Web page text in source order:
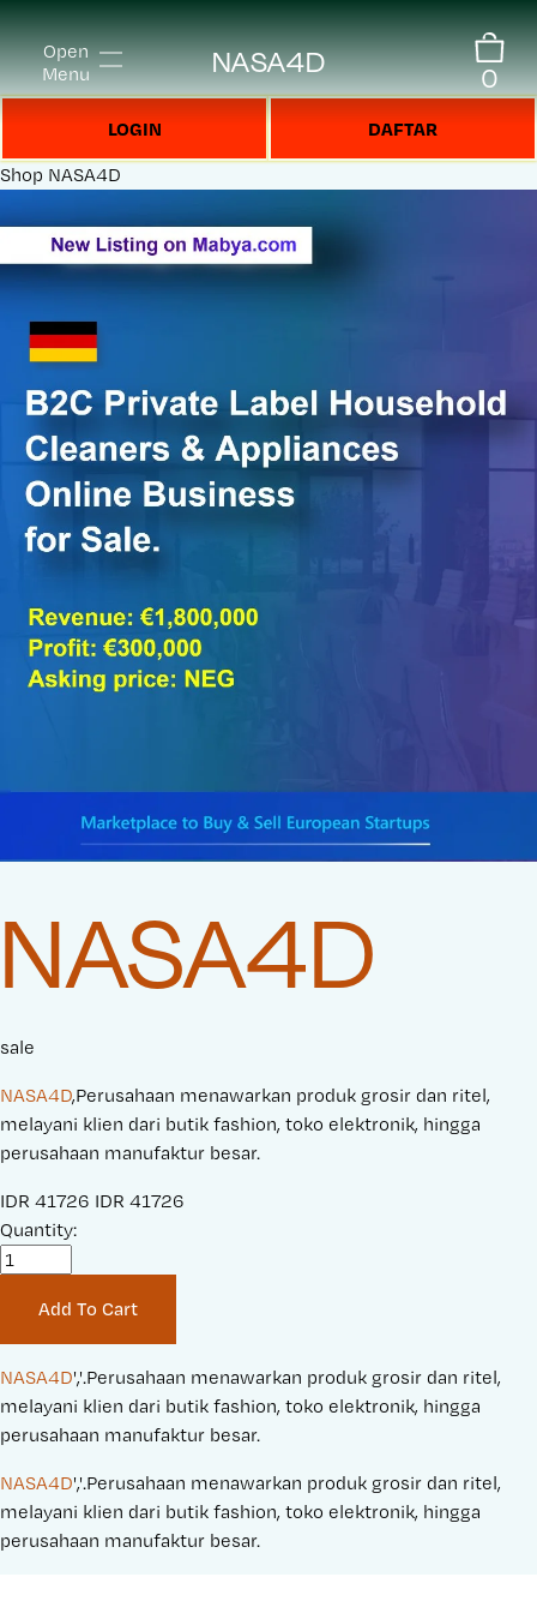
Open
Menu
NASA4D 0
LOGIN DAFTAR
Shop NASA4D
NASA4D
sale
NASA4D,Perusahaan menawarkan produk grosir dan ritel,
melayani klien dari butik fashion, toko elektronik, hingga
perusahaan manufaktur besar.
S
a
r
i
c
e
IDR 41726 O
i
n
a
l
P
i
c
e
IDR 41726
Quantity:
Add To Cart
NASA4D','.Perusahaan menawarkan produk grosir dan ritel,
melayani klien dari butik fashion, toko elektronik, hingga
perusahaan manufaktur besar.
NASA4D','.Perusahaan menawarkan produk grosir dan ritel,
melayani klien dari butik fashion, toko elektronik, hingga
perusahaan manufaktur besar.